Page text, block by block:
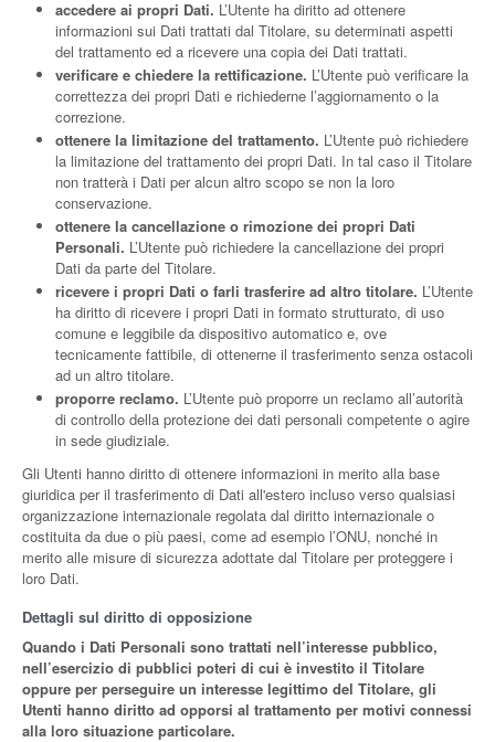
accedere ai propri Dati. L’Utente ha diritto ad ottenere
informazioni sui Dati trattati dal Titolare, su determinati aspetti
del trattamento ed a ricevere una copia dei Dati trattati.
verificare e chiedere la rettificazione. L’Utente può verificare la
correttezza dei propri Dati e richiederne l’aggiornamento o la
correzione.
ottenere la limitazione del trattamento. L’Utente può richiedere
la limitazione del trattamento dei propri Dati. In tal caso il Titolare
non tratterà i Dati per alcun altro scopo se non la loro
conservazione.
ottenere la cancellazione o rimozione dei propri Dati
Personali. L’Utente può richiedere la cancellazione dei propri
Dati da parte del Titolare.
ricevere i propri Dati o farli trasferire ad altro titolare. L’Utente
ha diritto di ricevere i propri Dati in formato strutturato, di uso
comune e leggibile da dispositivo automatico e, ove
tecnicamente fattibile, di ottenerne il trasferimento senza ostacoli
ad un altro titolare.
proporre reclamo. L’Utente può proporre un reclamo all’autorità
di controllo della protezione dei dati personali competente o agire
in sede giudiziale.
Gli Utenti hanno diritto di ottenere informazioni in merito alla base
giuridica per il trasferimento di Dati all'estero incluso verso qualsiasi
organizzazione internazionale regolata dal diritto internazionale o
costituita da due o più paesi, come ad esempio l’ONU, nonché in
merito alle misure di sicurezza adottate dal Titolare per proteggere i
loro Dati.
Dettagli sul diritto di opposizione
Quando i Dati Personali sono trattati nell’interesse pubblico,
nell’esercizio di pubblici poteri di cui è investito il Titolare
oppure per perseguire un interesse legittimo del Titolare, gli
Utenti hanno diritto ad opporsi al trattamento per motivi connessi
alla loro situazione particolare.